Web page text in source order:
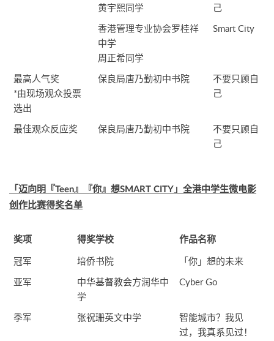
黄宇熙同学
己
香港管理专业协会罗桂祥
中学
周正希同学
Smart City
最高人气奖
*由现场观众投票
选出
保良局唐乃勤初中书院
不要只顾自
己
最佳观众反应奖 保良局唐乃勤初中书院
不要只顾自
己
「迈向明『Teen』『你』想SMART CITY」全港中学生微电影
创作比赛得奖名单
奖项 得奖学校 作品名称
冠军 培侨书院
「你」想的未来
亚军
中华基督教会方润华中
学
Cyber Go
季军 张祝珊英文中学
智能城市？我见
过，我真系见过！